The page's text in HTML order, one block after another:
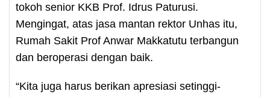
tokoh senior KKB Prof. Idrus Paturusi.
Mengingat, atas jasa mantan rektor Unhas itu,
Rumah Sakit Prof Anwar Makkatutu terbangun
dan beroperasi dengan baik.
“Kita juga harus berikan apresiasi setinggi-